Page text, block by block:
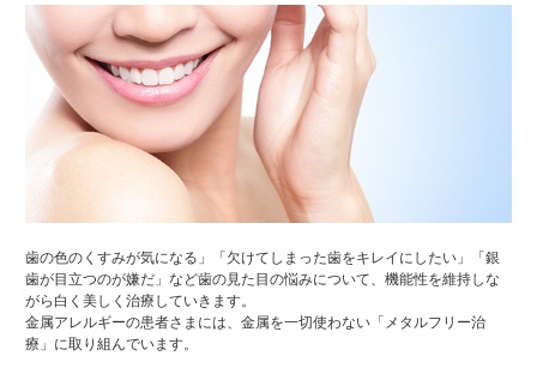
歯の色のくすみが気になる」「欠けてしまった歯をキレイにしたい」「銀
歯が目立つのが嫌だ」など歯の見た目の悩みについて、機能性を維持しな
がら白く美しく治療していきます。
金属アレルギーの患者さまには、金属を一切使わない「メタルフリー治
療」に取り組んでいます。